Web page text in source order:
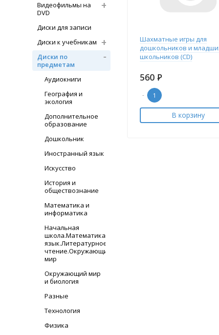
Видеофильмы на
DVD
Диски для записи
Диски к учебникам
Диски по
предметам
Аудиокниги
География и
экология
Дополнительное
образование
Дошкольник
Иностранный язык
Искусство
История и
обществознание
Математика и
информатика
Начальная
школа.Математика.Русский
язык.Литературное
чтение.Окружающий
мир
Окружающий мир
и биология
Разные
Технология
Физика
Шахматные игры для
дошкольников и
школьников (CD)
560 Р
-
В корзину